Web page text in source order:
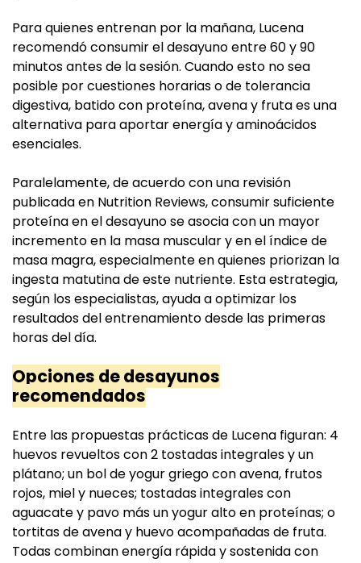
Para quienes entrenan por la mañana, Lucena
recomendó consumir el desayuno entre 60 y 90
minutos antes de la sesión. Cuando esto no sea
posible por cuestiones horarias o de tolerancia
digestiva, batido con proteína, avena y fruta es una
alternativa para aportar energía y aminoácidos
esenciales.
Paralelamente, de acuerdo con una revisión
publicada en Nutrition Reviews, consumir suficiente
proteína en el desayuno se asocia con un mayor
incremento en la masa muscular y en el índice de
masa magra, especialmente en quienes priorizan la
ingesta matutina de este nutriente. Esta estrategia,
según los especialistas, ayuda a optimizar los
resultados del entrenamiento desde las primeras
horas del día.
Opciones de desayunos
recomendados
Entre las propuestas prácticas de Lucena figuran: 4
huevos revueltos con 2 tostadas integrales y un
plátano; un bol de yogur griego con avena, frutos
rojos, miel y nueces; tostadas integrales con
aguacate y pavo más un yogur alto en proteínas; o
tortitas de avena y huevo acompañadas de fruta.
Todas combinan energía rápida y sostenida con